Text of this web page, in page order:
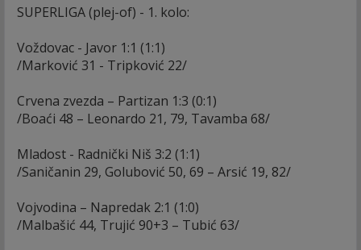
SUPERLIGA (plej-of) - 1. kolo:
Voždovac - Javor 1:1 (1:1)
/Marković 31 - Tripković 22/
Crvena zvezda – Partizan 1:3 (0:1)
/Boaći 48 – Leonardo 21, 79, Tavamba 68/
Mladost - Radnički Niš 3:2 (1:1)
/Saničanin 29, Golubović 50, 69 – Arsić 19, 82/
Vojvodina – Napredak 2:1 (1:0)
/Malbašić 44, Trujić 90+3 – Tubić 63/